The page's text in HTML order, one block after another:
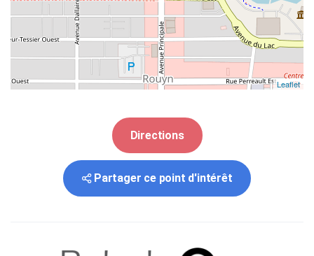
Leaflet
Directions
Partager ce point d'intérêt